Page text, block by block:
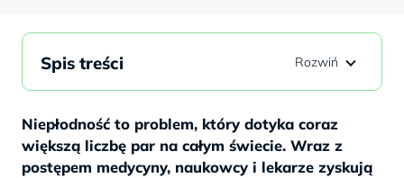
Niepłodność to problem, który dotyka coraz
większą liczbę par na całym świecie. Wraz z
postępem medycyny, naukowcy i lekarze zyskują
Spis treści